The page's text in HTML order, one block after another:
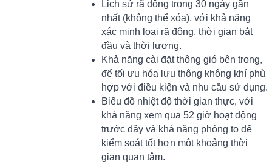
Lịch sử rã đông trong 30 ngày gần
nhất (không thể xóa), với khả năng
xác minh loại rã đông, thời gian bắt
đầu và thời lượng.
Khả năng cài đặt thông gió bên trong,
để tối ưu hóa lưu thông không khí phù
hợp với điều kiện và nhu cầu sử dụng.
Biểu đồ nhiệt độ thời gian thực, với
khả năng xem qua 52 giờ hoạt động
trước đây và khả năng phóng to để
kiểm soát tốt hơn một khoảng thời
gian quan tâm.